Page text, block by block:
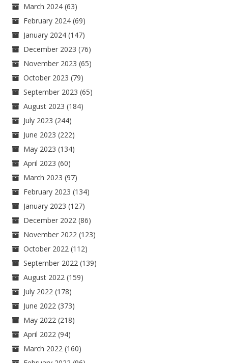
March 2024 (63)
February 2024 (69)
January 2024 (147)
December 2023 (76)
November 2023 (65)
October 2023 (79)
September 2023 (65)
August 2023 (184)
July 2023 (244)
June 2023 (222)
May 2023 (134)
April 2023 (60)
March 2023 (97)
February 2023 (134)
January 2023 (127)
December 2022 (86)
November 2022 (123)
October 2022 (112)
September 2022 (139)
August 2022 (159)
July 2022 (178)
June 2022 (373)
May 2022 (218)
April 2022 (94)
March 2022 (160)